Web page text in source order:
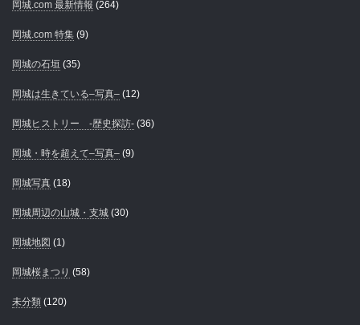
岡城.com 最新情報 (264)
岡城.com 特集 (9)
岡城の石垣 (35)
岡城は生きている–写真– (12)
岡城ヒストリー -歴史探訪- (36)
岡城・時を超えて–写真– (9)
岡城写真 (18)
岡城周辺の山城・支城 (30)
岡城地図 (1)
岡城桜まつり (58)
未分類 (120)